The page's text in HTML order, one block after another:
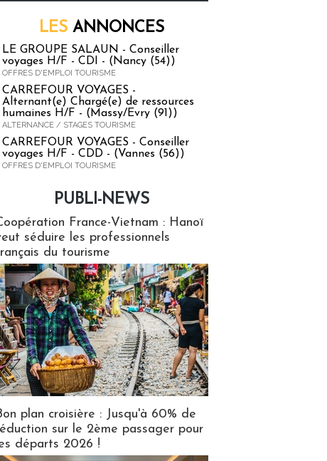
LES ANNONCES
LE GROUPE SALAUN - Conseiller
voyages H/F - CDI - (Nancy (54))
OFFRES D'EMPLOI TOURISME
CARREFOUR VOYAGES -
Alternant(e) Chargé(e) de ressources
humaines H/F - (Massy/Evry (91))
ALTERNANCE / STAGES TOURISME
CARREFOUR VOYAGES - Conseiller
voyages H/F - CDD - (Vannes (56))
OFFRES D'EMPLOI TOURISME
PUBLI-NEWS
France-Vietnam : Hanoï
séduire les professionnels
du tourisme
plan croisière : Jusqu'à 60% de
sur le 2ème passager pour
départs 2026 !